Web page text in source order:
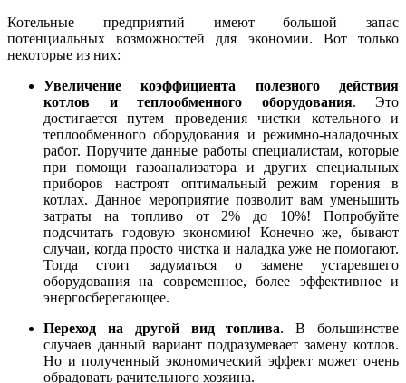
Котельные предприятий имеют большой запас
потенциальных возможностей для экономии. Вот только
некоторые из них:
Увеличение коэффициента полезного действия
котлов и теплообменного оборудования. Это
достигается путем проведения чистки котельного и
теплообменного оборудования и режимно-наладочных
работ. Поручите данные работы специалистам, которые
при помощи газоанализатора и других специальных
приборов настроят оптимальный режим горения в
котлах. Данное мероприятие позволит вам уменьшить
затраты на топливо от 2% до 10%! Попробуйте
подсчитать годовую экономию! Конечно же, бывают
случаи, когда просто чистка и наладка уже не помогают.
Тогда стоит задуматься о замене устаревшего
оборудования на современное, более эффективное и
энергосберегающее.
Переход на другой вид топлива. В большинстве
случаев данный вариант подразумевает замену котлов.
Но и полученный экономический эффект может очень
обрадовать рачительного хозяина.